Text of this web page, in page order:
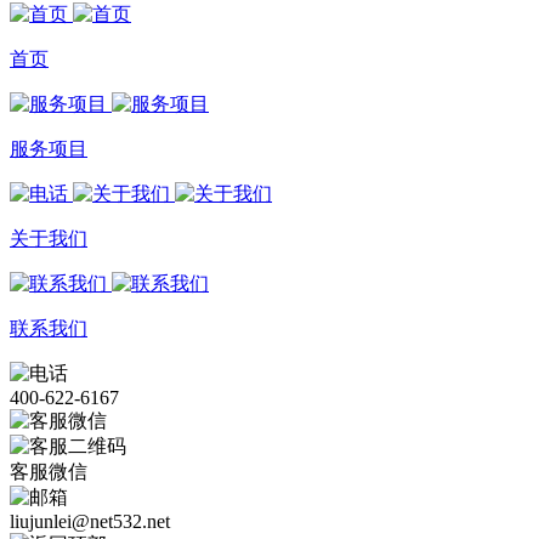
首页
服务项目
关于我们
联系我们
400-622-6167
客服微信
liujunlei@net532.net